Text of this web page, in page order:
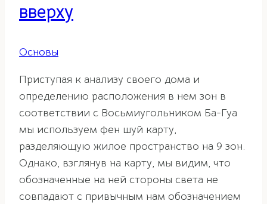
вверху
Основы
Приступая к анализу своего дома и
определению расположения в нем зон в
соответствии с Восьмиугольником Ба-Гуа
мы используем фен шуй карту,
разделяющую жилое пространство на 9 зон.
Однако, взглянув на карту, мы видим, что
обозначенные на ней стороны света не
совпадают с привычным нам обозначением